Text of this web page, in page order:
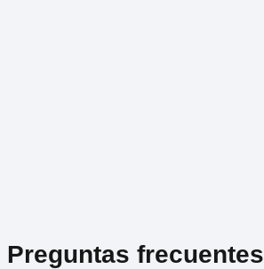
Preguntas frecuentes